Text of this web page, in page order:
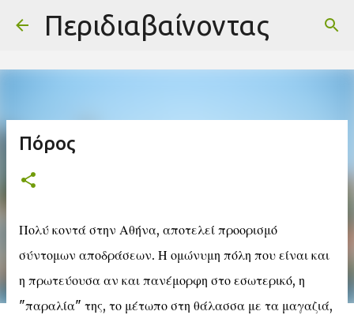
Μετάβαση στο κύριο περιεχόμενο
Περιδιαβαίνοντας
Πόρος
Πολύ κοντά στην Αθήνα, αποτελεί προορισμό
σύντομων αποδράσεων. Η ομώνυμη πόλη που είναι και
η πρωτεύουσα αν και πανέμορφη στο εσωτερικό, η
"παραλία" της, το μέτωπο στη θάλασσα με τα μαγαζιά,